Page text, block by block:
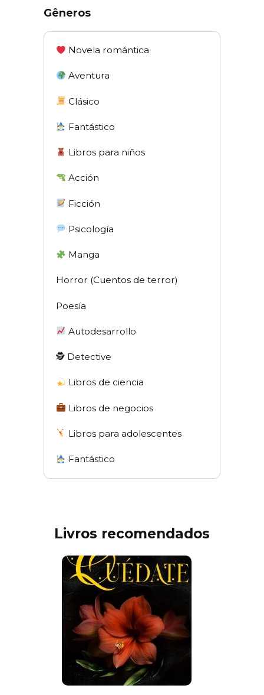
Gêneros
Novela romántica
Aventura
Clásico
Fantástico
Libros para niños
Acción
Ficción
Psicología
Manga
Horror (Cuentos de terror)
Poesía
Autodesarrollo
🕵 Detective
Libros de ciencia
Libros de negocios
Libros para adolescentes
Fantástico
Livros recomendados